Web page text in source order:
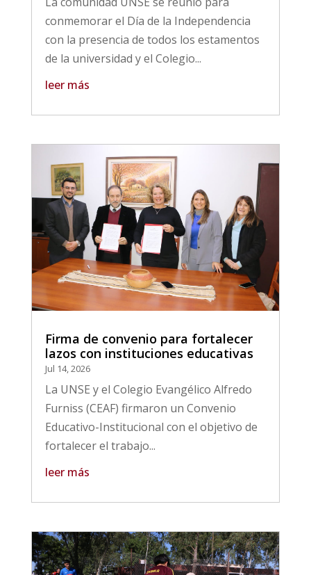
conmemorar el Día de la Independencia
con la presencia de todos los estamentos
de la universidad y el Colegio...
leer más
Firma de convenio para fortalecer
lazos con instituciones educativas
Jul 14, 2026
La UNSE y el Colegio Evangélico Alfredo
Furniss (CEAF) firmaron un Convenio
Educativo-Institucional con el objetivo de
fortalecer el trabajo...
leer más